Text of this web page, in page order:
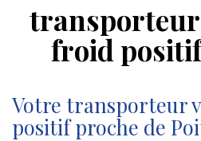
transporteur
froid
Votre transporteur
positif proche de